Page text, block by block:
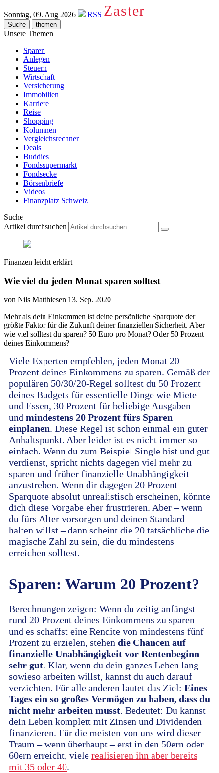
Sonntag, 09. Aug 2026 RSS Zaster
Suche themen
Unsere Themen
Sparen
Anlegen
Steuern
Wirtschaft
Versicherung
Immobilien
Karriere
Reise
Shopping
Kolumnen
Vergleichsrechner
Deals
Buddies
Fondssupermarkt
Fondsecke
Börsenbriefe
Videos
Finanzplatz Schweiz
Suche
Artikel durchsuchen
Finanzen leicht erklärt
Wie viel du jeden Monat sparen solltest
von Nils Matthiesen 13. Sep. 2020
Mehr als dein Einkommen ist deine persönliche Sparquote der
größte Faktor für die Zukunft deiner finanziellen Sicherheit. Aber
wie viel solltest du sparen? 50 Euro pro Monat? Oder 50 Prozent
deines Einkommens?
Viele Experten empfehlen, jeden Monat 20
Prozent deines Einkommens zu sparen. Gemäß der
populären 50/30/20-Regel solltest du 50 Prozent
deines Budgets für essentielle Dinge wie Miete
und Essen, 30 Prozent für beliebige Ausgaben
und mindestens 20 Prozent fürs Sparen
einplanen. Diese Regel ist schon einmal ein guter
Anhaltspunkt. Aber leider ist es nicht immer so
einfach. Wenn du zum Beispiel Single bist und gut
verdienst, spricht nichts dagegen viel mehr zu
sparen und früher finanzielle Unabhängigkeit
anzustreben. Wenn dir dagegen 20 Prozent
Sparquote absolut unrealistisch erscheinen, könnte
dich diese Vorgabe eher frustrieren. Aber – wenn
du fürs Alter vorsorgen und deinen Standard
halten willst – dann scheint die 20 tatsächliche die
magische Zahl zu sein, die du mindestens
erreichen solltest.
Sparen: Warum 20 Prozent?
Berechnungen zeigen: Wenn du zeitig anfängst
rund 20 Prozent deines Einkommens zu sparen
und es schaffst eine Rendite von mindestens fünf
Prozent zu erzielen, stehen die Chancen auf
finanzielle Unabhängigkeit vor Rentenbeginn
sehr gut. Klar, wenn du dein ganzes Leben lang
sowieso arbeiten willst, kannst du auch darauf
verzichten. Für alle anderen lautet das Ziel: Eines
Tages ein so großes Vermögen zu haben, dass du
nicht mehr arbeiten musst. Bedeutet: Du kannst
dein Leben komplett mit Zinsen und Dividenden
finanzieren. Für die meisten von uns wird dieser
Traum – wenn überhaupt – erst in den 50ern oder
60ern erreicht, viele realisieren ihn aber bereits
mit 35 oder 40.